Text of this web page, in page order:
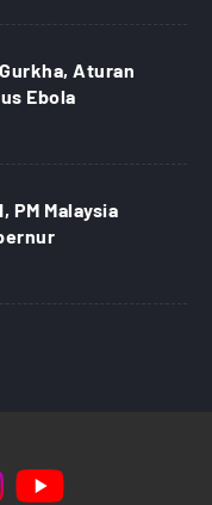
Aturan
Ebola
PM Malaysia